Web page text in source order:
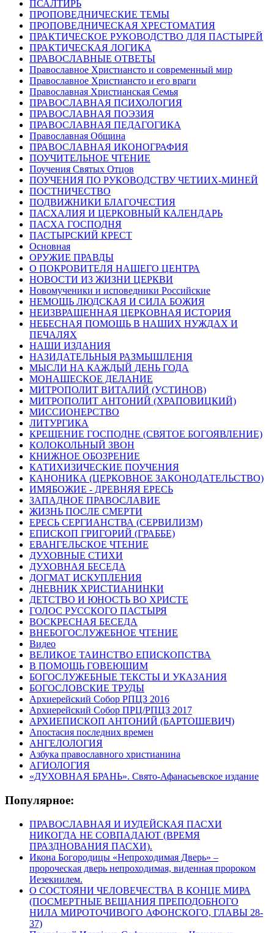
ПСАЛТИРЬ
ПРОПОВЕДНИЧЕСКИЕ ТЕМЫ
ПРОПОВЕДНИЧЕСКАЯ ХРЕСТОМАТИЯ
ПРАКТИЧЕСКОЕ РУКОВОДСТВО ДЛЯ ПАСТЫРЕЙ
ПРАКТИЧЕСКАЯ ЛОГИКА
ПРАВОСЛАВНЫЕ ОТВЕТЫ
Православное Христиансто и современный мир
Православное Христиансто и его враги
Православная Христианская Семья
ПРАВОСЛАВНАЯ ПСИХОЛОГИЯ
ПРАВОСЛАВНАЯ ПОЭЗИЯ
ПРАВОСЛАВНАЯ ПЕДАГОГИКА
Православная Община
ПРАВОСЛАВНАЯ ИКОНОГРАФИЯ
ПОУЧИТЕЛЬНОЕ ЧТЕНИЕ
Поучения Святых Отцов
ПОУЧЕНИЯ ПО РУКОВОДСТВУ ЧЕТИИХ-МИНЕЙ
ПОСТНИЧЕСТВО
ПОДВИЖНИКИ БЛАГОЧЕСТИЯ
ПАСХАЛИЯ И ЦЕРКОВНЫЙ КАЛЕНДАРЬ
ПАСХА ГОСПОДНЯ
ПАСТЫРСКИЙ КРЕСТ
Основная
ОРУЖИЕ ПРАВДЫ
О ПОКРОВИТЕЛЯ НАШЕГО ЦЕНТРА
НОВОСТИ ИЗ ЖИЗНИ ЦЕРКВИ
Новомученики и исповедники Российские
НЕМОЩЬ ЛЮДСКАЯ И СИЛА БОЖИЯ
НЕИЗВРАЩЕННАЯ ЦЕРКОВНАЯ ИСТОРИЯ
НЕБЕСНАЯ ПОМОЩЬ В НАШИХ НУЖДАХ И
ПЕЧАЛЯХ
НАШИ ИЗДАНИЯ
НАЗИДАТЕЛЬНЫЯ РАЗМЫШЛЕНІЯ
МЫСЛИ НА КАЖДЫЙ ДЕНЬ ГОДА
МОНАШЕСКОЕ ДЕЛАНИЕ
МИТРОПОЛИТ ВИТАЛИЙ (УСТИНОВ)
МИТРОПОЛИТ АНТОНИЙ (ХРАПОВИЦКИЙ)
МИССИОНЕРСТВО
ЛИТУРГИКА
КРЕЩЕНИЕ ГОСПОДНЕ (СВЯТОЕ БОГОЯВЛЕНИЕ)
КОЛОКОЛЬНЫЙ ЗВОН
КНИЖНОЕ ОБОЗРЕНИЕ
КАТИХИЗИЧЕСКИЕ ПОУЧЕНИЯ
КАНОНИКА (ЦЕРКОВНОЕ ЗАКОНОДАТЕЛЬСТВО)
ИМЯБОЖИЕ - ДРЕВНЯЯ ЕРЕСЬ
ЗАПАДНОЕ ПРАВОСЛАВИЕ
ЖИЗНЬ ПОСЛЕ СМЕРТИ
ЕРЕСЬ СЕРГИАНСТВА (СЕРВИЛИЗМ)
ЕПИСКОП ГРИГОРИЙ (ГРАББЕ)
ЕВАНГЕЛЬСКОЕ ЧТЕНИЕ
ДУХОВНЫЕ СТИХИ
ДУХОВНАЯ БЕСЕДА
ДОГМАТ ИСКУПЛЕНИЯ
ДНЕВНИК ХРИСТИАНИНКИ
ДЕТСТВО И ЮНОСТЬ ВО ХРИСТЕ
ГОЛОС РУССКОГО ПАСТЫРЯ
ВОСКРЕСНАЯ БЕСЕДА
ВНЕБОГОСЛУЖЕБНОЕ ЧТЕНИЕ
Видео
ВЕЛИКОЕ ТАИНСТВО ЕПИСКОПСТВА
В ПОМОЩЬ ГОВЕЮЩИМ
БОГОСЛУЖЕБНЫЕ ТЕКСТЫ И УКАЗАНИЯ
БОГОСЛОВСКИЕ ТРУДЫ
Архиерейский Собор РПЦЗ 2016
Архиерейский Собор ПРЦ/РПЦЗ 2017
АРХИЕПИСКОП АНТОНИЙ (БАРТОШЕВИЧ)
Апостасия последних времен
АНГЕЛОЛОГИЯ
Азбука православного христианина
АГИОЛОГИЯ
«ДУХОВНАЯ БРАНЬ». Свято-Афанасьевское издание
Популярное:
ПРАВОСЛАВНАЯ И ИУДЕЙСКАЯ ПАСХИ
НИКОГДА НЕ СОВПАДАЮТ (ВРЕМЯ
ПРАЗДНОВАНИЯ ПАСХИ).
Икона Богородицы «Непроходимая Дверь» –
пророческая дверь непроходимая, виденная пророком
Иезекиилем.
О СОСТОЯНИ ЧЕЛОВЕЧЕСТВА В КОНЦЕ МИРА
(ПОСМЕРТНЫЕ ВЕЩАНИЯ ПРЕПОДОБНОГО
НИЛА МИРОТОЧИВОГО АФОНСКОГО, ГЛАВЫ 28-
37)